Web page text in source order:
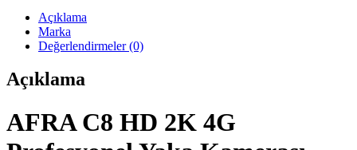
Açıklama
Marka
Değerlendirmeler (0)
Açıklama
AFRA C8 HD 2K 4G